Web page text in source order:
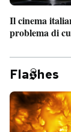
Il cinema
problema di
Fla hes